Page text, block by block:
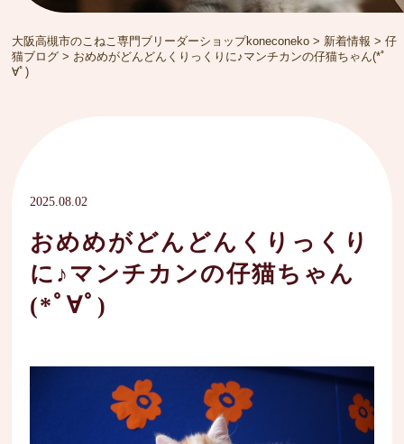
大阪高槻市のこねこ専門ブリーダーショップkoneconeko > 新着情報 >仔
猫ブログ > おめめがどんどんくりっくりに♪マンチカンの仔猫ちゃん(*ﾟ
∀ﾟ)
2025.08.02
おめめがどんどんくりっくり
に♪マンチカンの仔猫ちゃん
(*ﾟ∀ﾟ)